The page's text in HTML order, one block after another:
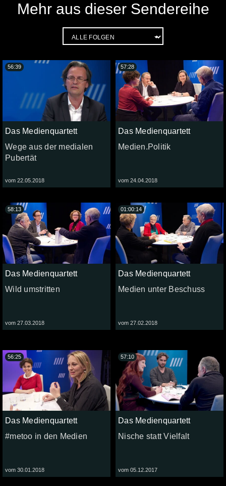
Mehr aus dieser Sendereihe
Das Medienquartett
Wege aus der medialen
Pubertät
vom 22.05.2018
56:39
Das Medienquartett
Medien.Politik
vom 24.04.2018
57:28
Das Medienquartett
Wild umstritten
vom 27.03.2018
58:13
Das Medienquartett
Medien unter Beschuss
vom 27.02.2018
01:00:14
Das Medienquartett
#metoo in den Medien
vom 30.01.2018
56:25
Das Medienquartett
Nische statt Vielfalt
vom 05.12.2017
57:10